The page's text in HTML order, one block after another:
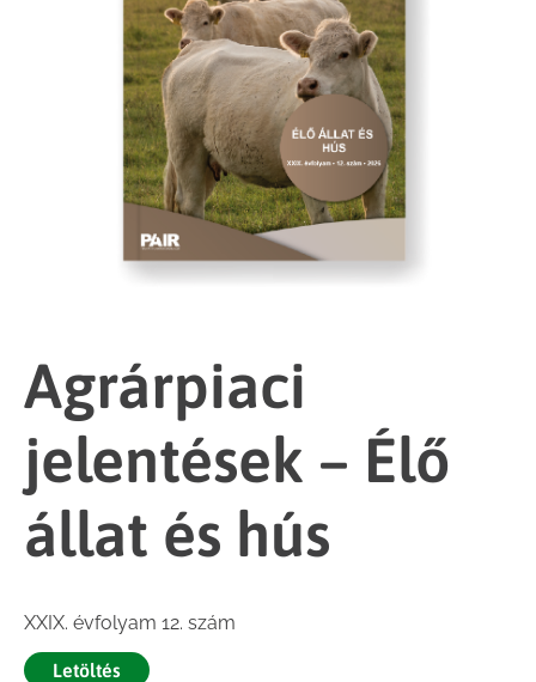
Agrárpiaci
jelentések – Élő
állat és hús
XXIX. évfolyam 12. szám
Letöltés